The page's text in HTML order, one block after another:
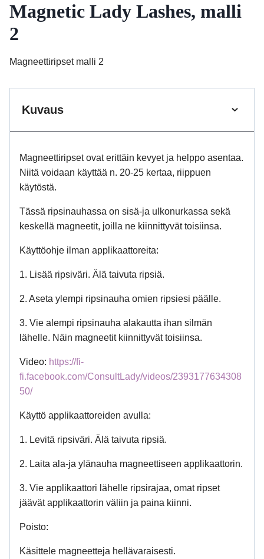
Magnetic Lady Lashes, malli
2
Magneettiripset malli 2
Kuvaus
Magneettiripset ovat erittäin kevyet ja helppo asentaa.
Niitä voidaan käyttää n. 20-25 kertaa, riippuen
käytöstä.
Tässä ripsinauhassa on sisä-ja ulkonurkassa sekä
keskellä magneetit, joilla ne kiinnittyvät toisiinsa.
Käyttöohje ilman applikaattoreita:
1. Lisää ripsiväri. Älä taivuta ripsiä.
2. Aseta ylempi ripsinauha omien ripsiesi päälle.
3. Vie alempi ripsinauha alakautta ihan silmän
lähelle. Näin magneetit kiinnittyvät toisiinsa.
Video: https://fi-
fi.facebook.com/ConsultLady/videos/2393177634308
50/
Käyttö applikaattoreiden avulla:
1. Levitä ripsiväri. Älä taivuta ripsiä.
2. Laita ala-ja ylänauha magneettiseen applikaattorin.
3. Vie applikaattori lähelle ripsirajaa, omat ripset
jäävät applikaattorin väliin ja paina kiinni.
Poisto:
Käsittele magneetteja hellävaraisesti.